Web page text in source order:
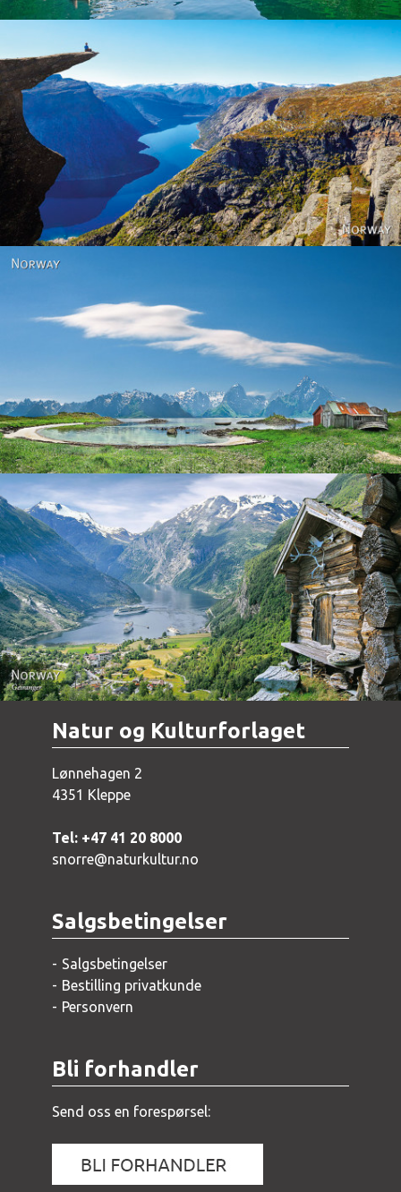
Norway
Norway - Geiranger
Natur og Kulturforlaget
Lønnehagen 2
4351 Kleppe
Tel: +47 41 20 8000
snorre@naturkultur.no
Salgsbetingelser
Salgsbetingelser
Bestilling privatkunde
Personvern
Bli forhandler
Send oss en forespørsel: